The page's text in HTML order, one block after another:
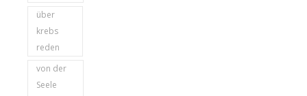
über
krebs
reden
von der
Seele